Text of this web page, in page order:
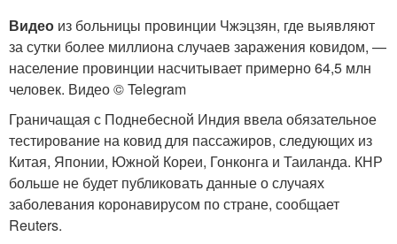
Видео из больницы провинции Чжэцзян, где выявляют
за сутки более миллиона случаев заражения ковидом, —
население провинции насчитывает примерно 64,5 млн
человек. Видео © Telegram
Граничащая с Поднебесной Индия ввела обязательное
тестирование на ковид для пассажиров, следующих из
Китая, Японии, Южной Кореи, Гонконга и Таиланда. КНР
больше не будет публиковать данные о случаях
заболевания коронавирусом по стране, сообщает
Reuters.